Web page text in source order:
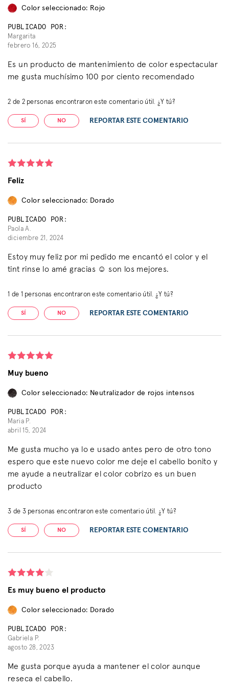
Color seleccionado: Rojo
PUBLICADO POR:
Margarita
febrero 16, 2025
Es un producto de mantenimiento de color espectacular
me gusta muchísimo 100 por ciento recomendado
2 de 2personas encontraron este comentario útil. ¿Y tú?
SÍ NO REPORTAR ESTE COMENTARIO
Feliz
Color seleccionado: Dorado
PUBLICADO POR:
Paola A.
diciembre 21, 2024
Estoy muy feliz por mi pedido me encantó el color y el
tint rinse lo amé gracias ☺️ son los mejores.
1 de 1 personas encontraron este comentario útil. ¿Y tú?
SÍ NO REPORTAR ESTE COMENTARIO
Muy bueno
Color seleccionado: Neutralizador de rojos intensos
PUBLICADO POR:
Maria P.
abril 15, 2024
Me gusta mucho ya lo e usado antes pero de otro tono
espero que este nuevo color me deje el cabello bonito y
me ayude a neutralizar el color cobrizo es un buen
producto
3 de 3personas encontraron este comentario útil. ¿Y tú?
SÍ NO REPORTAR ESTE COMENTARIO
Es muy bueno el producto
Color seleccionado: Dorado
PUBLICADO POR:
Gabriela P.
agosto 28, 2023
Me gusta porque ayuda a mantener el color aunque
reseca el cabello.